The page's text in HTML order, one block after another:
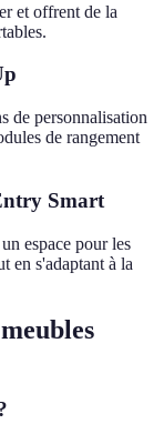
et offrent de la
de personnalisation
de rangement
Smart
espace pour les
en s'adaptant à la